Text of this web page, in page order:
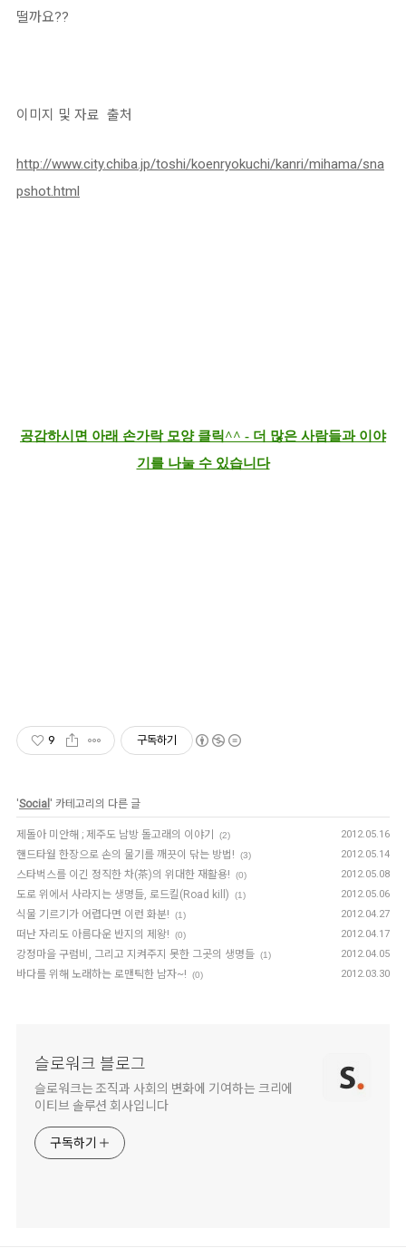
떨까요??
이미지 및 자료 출처
http://www.city.chiba.jp/toshi/koenryokuchi/kanri/mihama/sna
pshot.html
공감하시면 아래 손가락 모양 클릭^^ - 더 많은 사람들과 이야
기를 나눌 수 있습니다
9 구독하기
'Social ' 카테고리의 다른 글
제돌아 미안해 ; 제주도 남방 돌고래의 이야기 (2) 2012.05.16
핸드타월 한장으로 손의 물기를 깨끗이 닦는 방법! (3) 2012.05.14
스타벅스를 이긴 정직한 차(茶)의 위대한 재활용! (0) 2012.05.08
도로 위에서 사라지는 생명들, 로드킬(Road kill) (1) 2012.05.06
식물 기르기가 어렵다면 이런 화분! (1) 2012.04.27
떠난 자리도 아름다운 반지의 제왕! (0) 2012.04.17
강정마을 구럼비, 그리고 지켜주지 못한 그곳의 생명들 (1) 2012.04.05
바다를 위해 노래하는 로맨틱한 남자~! (0) 2012.03.30
슬로워크 블로그
슬로워크는 조직과 사회의 변화에 기여하는 크리에
이티브 솔루션 회사입니다
구독하기